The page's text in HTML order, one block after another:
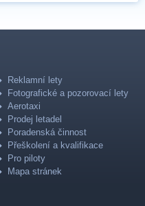
Reklamní lety
Fotografické a pozorovací lety
Aerotaxi
Prodej letadel
Poradenská činnost
Přeškolení a kvalifikace
Pro piloty
Mapa stránek